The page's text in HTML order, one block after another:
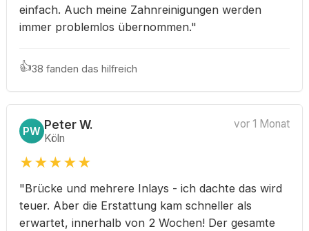
einfach. Auch meine Zahnreinigungen werden
immer problemlos übernommen."
👍38 fanden das hilfreich
PW Peter W.
Köln
vor 1 Monat
★★★★★
"Brücke und mehrere Inlays - ich dachte das wird
teuer. Aber die Erstattung kam schneller als
erwartet, innerhalb von 2 Wochen! Der gesamte